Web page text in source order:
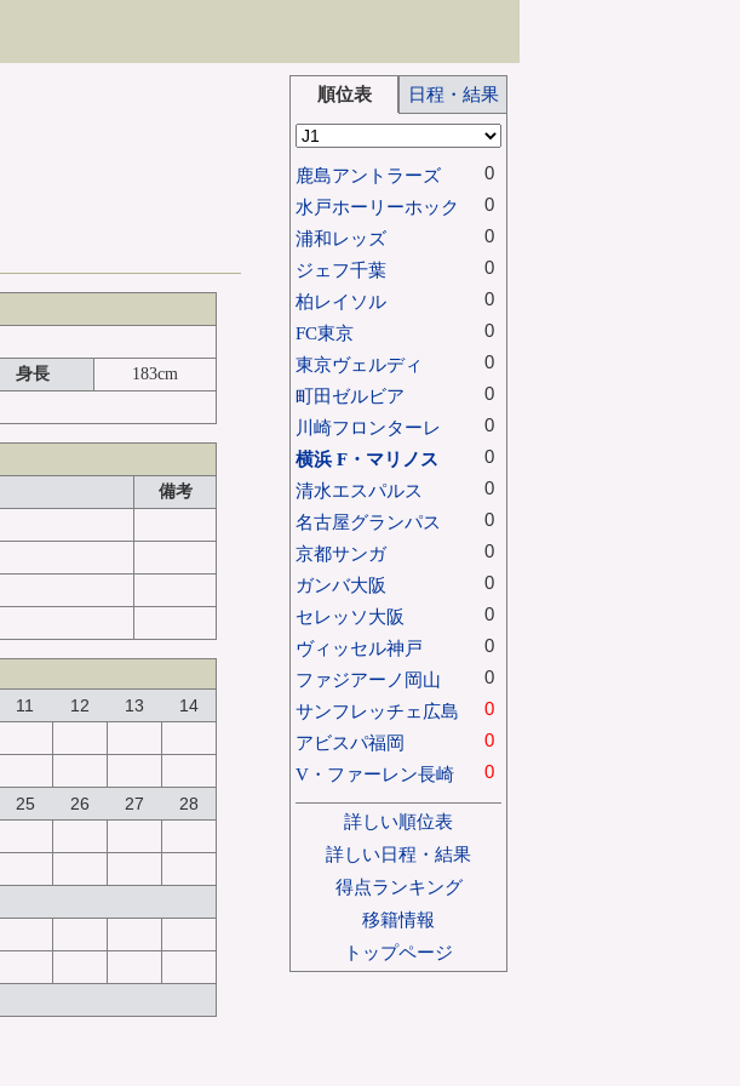
身長
183cm
備考
11 12 13 14
25 26 27 28
順位表 日程・結果
鹿島アントラーズ
0
水戸ホーリーホック
0
浦和レッズ
0
ジェフ千葉
0
柏レイソル
0
FC東京
0
東京ヴェルディ
0
町田ゼルビア
0
川崎フロンターレ
0
横浜 F・マリノス
0
清水エスパルス
0
名古屋グランパス
0
京都サンガ
0
ガンバ大阪
0
セレッソ大阪
0
ヴィッセル神戸
0
ファジアーノ岡山
0
サンフレッチェ広島
0
アビスパ福岡
0
V・ファーレン長崎
0
詳しい順位表
詳しい日程・結果
得点ランキング
移籍情報
トップページ